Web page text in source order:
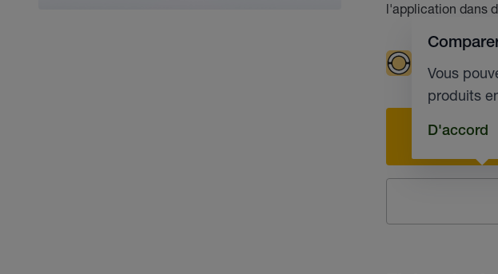
l'application dans
Vous
produits
D'accord